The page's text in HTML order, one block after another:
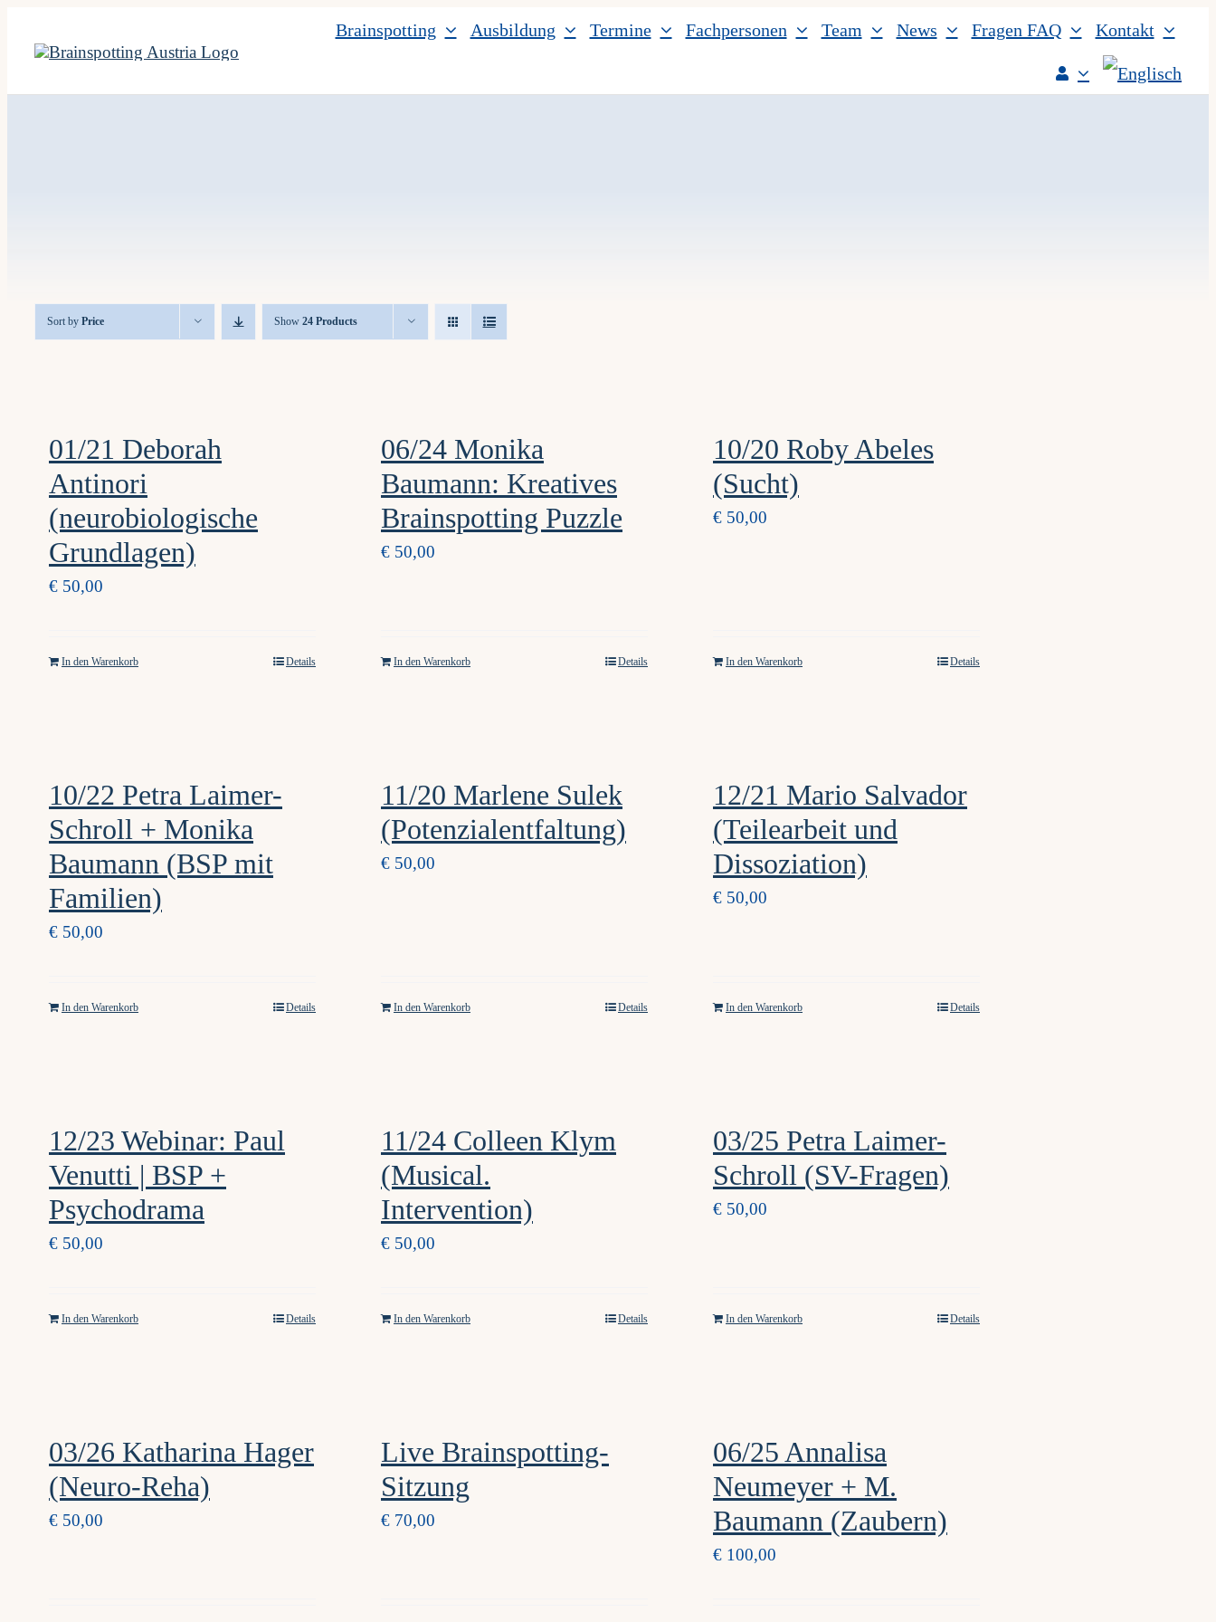
content
Brainspotting Ausbildung Termine Fachpersonen Team News Fragen FAQ Kontakt
Sort by Price Show 24 Products
01/21 Deborah
Antinori
(neurobiologische
Grundlagen)
€ 50,00
In den Warenkorb Details
06/24 Monika
Baumann: Kreatives
Brainspotting Puzzle
€ 50,00
In den Warenkorb Details
10/20 Roby Abeles
(Sucht)
€ 50,00
In den Warenkorb Details
10/22 Petra Laimer-
Schroll + Monika
Baumann (BSP mit
Familien)
€ 50,00
In den Warenkorb Details
11/20 Marlene Sulek
(Potenzialentfaltung)
€ 50,00
In den Warenkorb Details
12/21 Mario Salvador
(Teilearbeit und
Dissoziation)
€ 50,00
In den Warenkorb Details
12/23 Webinar: Paul
Venutti | BSP +
Psychodrama
€ 50,00
In den Warenkorb Details
11/24 Colleen Klym
(Musical.
Intervention)
€ 50,00
In den Warenkorb Details
03/25 Petra Laimer-
Schroll (SV-Fragen)
€ 50,00
In den Warenkorb Details
03/26 Katharina Hager
(Neuro-Reha)
€ 50,00
Live Brainspotting-
Sitzung
€ 70,00
06/25 Annalisa
Neumeyer + M.
Baumann (Zaubern)
€ 100,00